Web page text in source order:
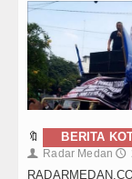
🔖 BERITA
👤 Radar Medan 🕔